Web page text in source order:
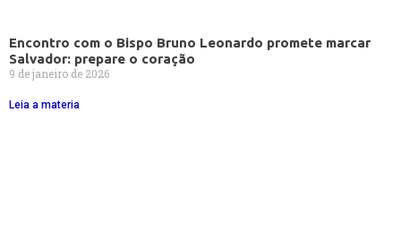
Encontro com o Bispo Bruno Leonardo promete marcar
Salvador: prepare o coração
9 de janeiro de 2026
Leia a materia